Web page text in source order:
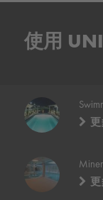
使用